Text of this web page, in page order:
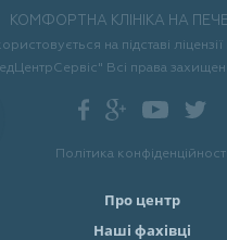
КОМФОРТНА КЛІНІКА НА
на підставі
Всі права
Політика конфіденційності
Про центр
Наші фахівці